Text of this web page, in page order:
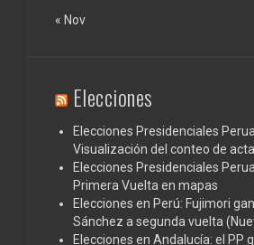
« Nov
Elecciones
Elecciones Presidenciales
Visualización del conteo de
Elecciones Presidenciales
Primera Vuelta en mapas
Elecciones en Perú: Fujimori
Sánchez a segunda vuelta
Elecciones en Andalucía: el PP